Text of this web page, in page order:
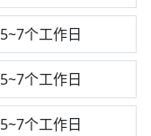
5~7个工作日
5~7个工作日
5~7个工作日